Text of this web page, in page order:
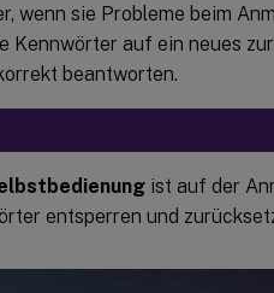
wenn sie Probleme beim
Kennwörter auf ein neues
beantworten.
ist auf der
entsperren und